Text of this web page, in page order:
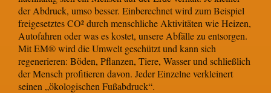
der Abdruck, umso besser. Einberechnet wird zum Beispiel
freigesetztes CO² durch menschliche Aktivitäten wie Heizen,
Autofahren oder was es kostet, unsere Abfälle zu entsorgen.
Mit EM® wird die Umwelt geschützt und kann sich
regenerieren: Böden, Pflanzen, Tiere, Wasser und schließlich
der Mensch profitieren davon. Jeder Einzelne verkleinert
seinen „ökologischen Fußabdruck“.